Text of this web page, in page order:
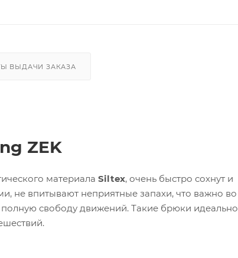
ВЫДАЧИ ЗАКАЗА
ZEK
материала Siltex, очень быстро сохнут и
не впитывают неприятные запахи, что важно во
свободу движений. Такие брюки идеально